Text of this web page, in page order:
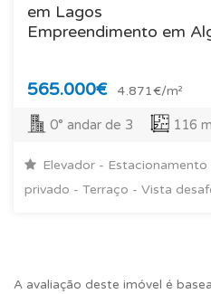
em Lagos
Empreendimento em
565.000€ 4.871€/m²
0° andar de 3 116
Elevador -
privado - Terraço - Vista
A avaliação deste imóvel é